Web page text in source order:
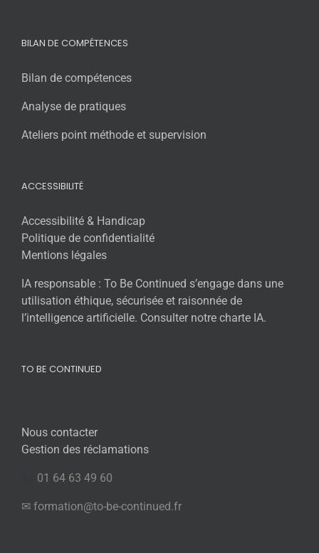
BILAN DE COMPÉTENCES
Bilan de compétences
Analyse de pratiques
Ateliers point méthode et supervision
ACCESSIBILITÉ
Accessibilité & Handicap
Politique de confidentialité
Mentions légales
IA responsable : To Be Continued s’engage dans une
utilisation éthique, sécurisée et raisonnée de
l’intelligence artificielle. Consulter notre charte IA.
TO BE CONTINUED
Nous contacter
Gestion des réclamations
01 64 63 49 60
✉ formation@to-be-continued.fr